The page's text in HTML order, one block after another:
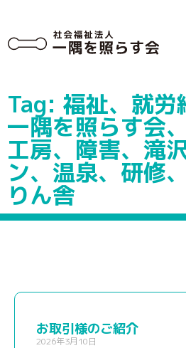
Tag: 福祉、就労
一隅を照らす会
工房、障害、滝
ン、温泉、研修
りん舎
お取引様のご紹介
2026年3月10日